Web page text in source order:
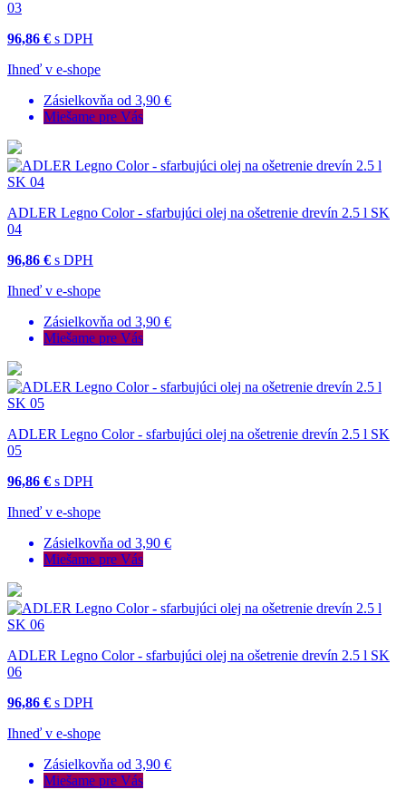
03
96,86 € s DPH
Ihneď v e-shope
Zásielkovňa od 3,90 €
Miešame pre Vás
ADLER Legno Color - sfarbujúci olej na ošetrenie drevín 2.5 l SK
04
96,86 € s DPH
Ihneď v e-shope
Zásielkovňa od 3,90 €
Miešame pre Vás
ADLER Legno Color - sfarbujúci olej na ošetrenie drevín 2.5 l SK
05
96,86 € s DPH
Ihneď v e-shope
Zásielkovňa od 3,90 €
Miešame pre Vás
ADLER Legno Color - sfarbujúci olej na ošetrenie drevín 2.5 l SK
06
96,86 € s DPH
Ihneď v e-shope
Zásielkovňa od 3,90 €
Miešame pre Vás